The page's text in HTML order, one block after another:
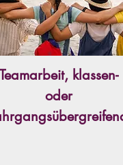
Teamarbeit, klassen-
oder